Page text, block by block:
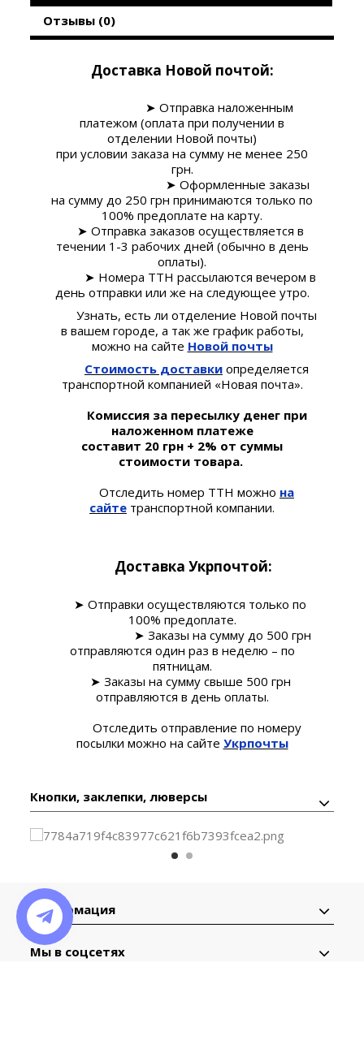
Отзывы (0)
Доставка Новой почтой:
➤ Отправка наложенным
платежом (оплата при получении в
отделении Новой почты)
при условии заказа на сумму не менее 250
грн.
➤ Оформленные заказы
на сумму до 250 грн принимаются только по
100% предоплате на карту.
➤ Отправка заказов осуществляется в
течении 1-3 рабочих дней (обычно в день
оплаты).
➤ Номера ТТН рассылаются вечером в
день отправки или же на следующее утро.
Узнать, есть ли отделение Новой почты
в вашем городе, а так же график работы,
можно на сайте Новой почты
Стоимость доставки определяется
транспортной компанией «Новая почта».
Комиссия за пересылку денег при
наложенном платеже
составит 20 грн + 2% от суммы
стоимости товара.
Отследить номер ТТН можно на
сайте транспортной компании.
Доставка Укрпочтой:
➤ Отправки осуществляются только по
100% предоплате.
➤ Заказы на сумму до 500 грн
отправляются один раз в неделю – по
пятницам.
➤ Заказы на сумму свыше 500 грн
отправляются в день оплаты.
Отследить отправление по номеру
посылки можно на сайте Укрпочты
Кнопки, заклепки, люверсы
Информация
Мы в соцсетях